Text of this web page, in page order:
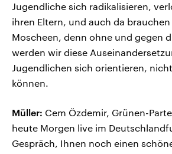
Jugendliche sich radikalisieren,
ihren Eltern, und auch da
Moscheen, denn ohne und gegen
werden wir diese
Jugendlichen sich orientieren,
können.
Müller: Cem Özdemir, Grünen-
heute Morgen live im
Gespräch, Ihnen noch einen